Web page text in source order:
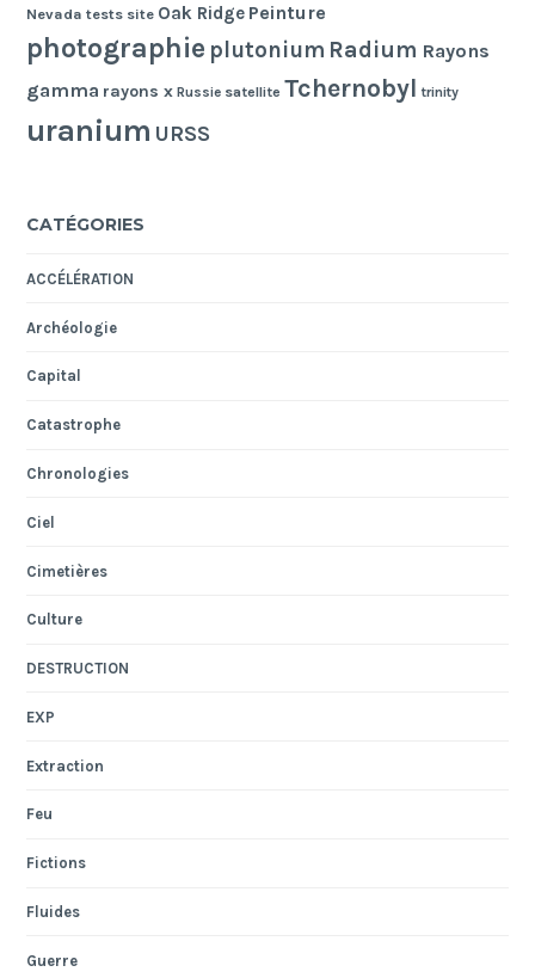
Nevada tests site Oak Ridge Peinture
photographie plutonium Radium Rayons
gamma rayons x Russie satellite Tchernobyl trinity
uranium URSS
CATÉGORIES
ACCÉLÉRATION
Archéologie
Capital
Catastrophe
Chronologies
Ciel
Cimetières
Culture
DESTRUCTION
EXP
Extraction
Feu
Fictions
Fluides
Guerre